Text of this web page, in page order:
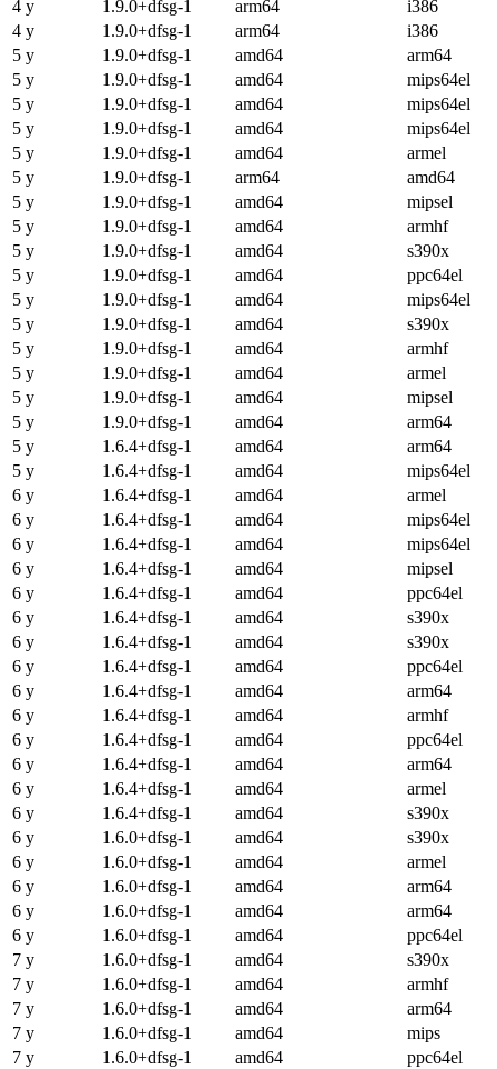
4 y 1.9.0+dfsg-1 arm64
i386
4 y
1.9.0+dfsg-1 arm64
i386
5 y
1.9.0+dfsg-1 amd64
arm64
5 y
1.9.0+dfsg-1 amd64
mips64el
5 y
1.9.0+dfsg-1 amd64
mips64el
5 y
1.9.0+dfsg-1 amd64
mips64el
5 y
1.9.0+dfsg-1 amd64
armel
5 y
1.9.0+dfsg-1 arm64
amd64
5 y
1.9.0+dfsg-1 amd64
mipsel
5 y
1.9.0+dfsg-1 amd64
armhf
5 y
1.9.0+dfsg-1 amd64
s390x
5 y
1.9.0+dfsg-1 amd64
ppc64el
5 y
1.9.0+dfsg-1 amd64
mips64el
5 y
1.9.0+dfsg-1 amd64
s390x
5 y
1.9.0+dfsg-1 amd64
armhf
5 y
1.9.0+dfsg-1 amd64
armel
5 y
1.9.0+dfsg-1 amd64
mipsel
5 y
1.9.0+dfsg-1 amd64
arm64
5 y
1.6.4+dfsg-1 amd64
arm64
5 y
1.6.4+dfsg-1 amd64
mips64el
6 y
1.6.4+dfsg-1 amd64
armel
6 y
1.6.4+dfsg-1 amd64
mips64el
6 y
1.6.4+dfsg-1 amd64
mips64el
6 y
1.6.4+dfsg-1 amd64
mipsel
6 y
1.6.4+dfsg-1 amd64
ppc64el
6 y
1.6.4+dfsg-1 amd64
s390x
6 y
1.6.4+dfsg-1 amd64
s390x
6 y
1.6.4+dfsg-1 amd64
ppc64el
6 y
1.6.4+dfsg-1 amd64
arm64
6 y
1.6.4+dfsg-1 amd64
armhf
6 y
1.6.4+dfsg-1 amd64
ppc64el
6 y
1.6.4+dfsg-1 amd64
arm64
6 y
1.6.4+dfsg-1 amd64
armel
6 y
1.6.4+dfsg-1 amd64
s390x
6 y
1.6.0+dfsg-1 amd64
s390x
6 y
1.6.0+dfsg-1 amd64
armel
6 y
1.6.0+dfsg-1 amd64
arm64
6 y
1.6.0+dfsg-1 amd64
arm64
6 y
1.6.0+dfsg-1 amd64
ppc64el
7 y
1.6.0+dfsg-1 amd64
s390x
7 y
1.6.0+dfsg-1 amd64
armhf
7 y
1.6.0+dfsg-1 amd64
arm64
7 y
1.6.0+dfsg-1 amd64
mips
7 y
1.6.0+dfsg-1 amd64
ppc64el